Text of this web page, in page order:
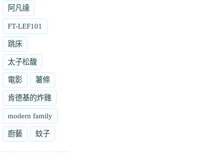
阿凡達
FT-LEF101
跳床
太子松馥
電影 薯條
肯德基的炸雞
modern family
廚藝 蚊子